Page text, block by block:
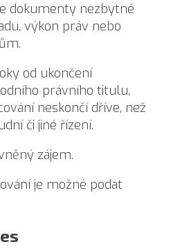
dokumenty nezbytné
výkon práv nebo
od ukončení
právního titulu,
neskončí dříve, než
či jiné řízení.
zájem.
je možné podat